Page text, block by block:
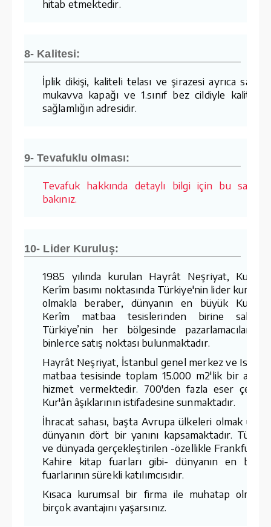
hitab etmektedir.
8- Kalitesi:
İplik dikişi, kaliteli telası ve şirazesi ayrıca
mukavva kapağı ve 1.sınıf bez cildiyle kalite
sağlamlığın adresidir.
9- Tevafuklu olması:
Tevafuk hakkında detaylı bilgi için bu
bakınız.
10- Lider Kuruluş:
1985 yılında kurulan Hayrât Neşriyat, Kur'ân-
Kerîm basımı noktasında Türkiye'nin lider
olmakla beraber, dünyanın en büyük Kur'ân-
Kerîm matbaa tesislerinden birine
Türkiye’nin her bölgesinde pazarlamacıları
binlerce satış noktası bulunmaktadır.
Hayrât Neşriyat, İstanbul genel merkez ve
matbaa tesisinde toplam 15.000 m2'lik bir
hizmet vermektedir. 700'den fazla eser
Kur'ân âşıklarının istifadesine sunmaktadır.
İhracat sahası, başta Avrupa ülkeleri olmak
dünyanın dört bir yanını kapsamaktadır.
ve dünyada gerçekleştirilen -özellikle Frankfurt
Kahire kitap fuarları gibi- dünyanın en
fuarlarının sürekli katılımcısıdır.
Kısaca kurumsal bir firma ile muhatap
birçok avantajını yaşarsınız.